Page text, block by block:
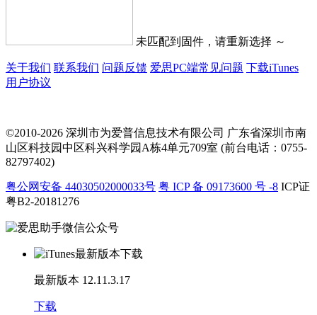
未匹配到固件，请重新选择 ～
关于我们 联系我们 问题反馈 爱思PC端常见问题 下载iTunes
用户协议
©2010-2026 深圳市为爱普信息技术有限公司 广东省深圳市南
山区科技园中区科兴科学园A栋4单元709室 (前台电话：0755-
82797402)
粤公网安备 44030502000033号 粤 ICP 备 09173600 号 -8 ICP证
粤B2-20181276
最新版本 12.11.3.17
下载